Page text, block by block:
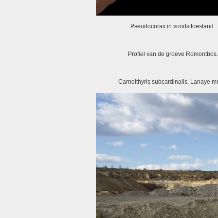
Pseudocorax in vondsttoestand.
Profiel van de groeve Romontbos.
Carneithyris subcardinalis, Lanaye